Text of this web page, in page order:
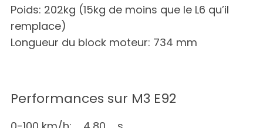
Poids: 202kg (15kg de moins que le L6 qu’il
remplace)
Longueur du block moteur: 734 mm
Performances sur M3 E92
o
r
: